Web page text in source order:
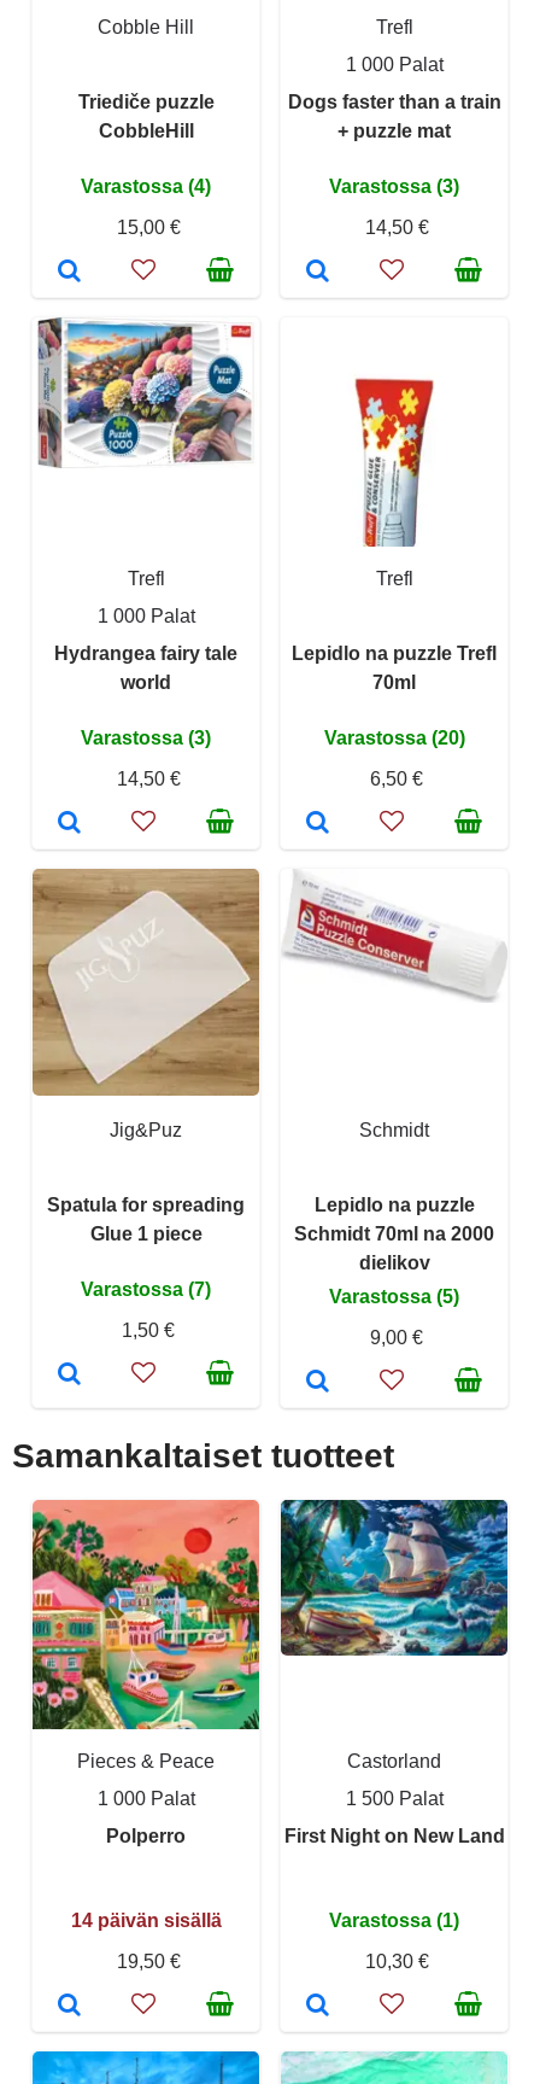
Cobble Hill
Triediče puzzle
CobbleHill
Varastossa (4)
15,00 €
Trefl
1 000 Palat
Dogs faster than a train
+ puzzle mat
Varastossa (3)
14,50 €
Trefl
1 000 Palat
Hydrangea fairy tale
world
Varastossa (3)
14,50 €
Trefl
Lepidlo na puzzle Trefl
70ml
Varastossa (20)
6,50 €
Jig&Puz
Spatula for spreading
Glue 1 piece
Varastossa (7)
1,50 €
Schmidt
Lepidlo na puzzle
Schmidt 70ml na 2000
dielikov
Varastossa (5)
9,00 €
Samankaltaiset tuotteet
Pieces & Peace
1 000 Palat
Polperro
14 päivän sisällä
19,50 €
Castorland
1 500 Palat
First Night on New Land
Varastossa (1)
10,30 €